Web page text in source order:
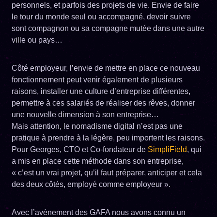
personnels, et parfois des projets de vie. Envie de faire
le tour du monde seul ou accompagné, devoir suivre
sont compagnon ou sa compagne mutée dans une autre
ville ou pays…
Côté employeur, l’envie de mettre en place ce nouveau
fonctionnement peut venir également de plusieurs
raisons, installer une culture d’entreprise différentes,
permettre à ces salariés de réaliser des rêves, donner
une nouvelle dimension à son entreprise…
Mais attention, le nomadisme digital n’est pas une
pratique à prendre à la légère, peu importent les raisons.
Pour Georges, CTO et Co-fondateur de SimpliField, qui
a mis en place cette méthode dans son entreprise,
« c’est un vrai projet, qu’il faut préparer, anticiper et cela
des deux côtés, employé comme employeur ».
Avec l’avènement des GAFA nous avons connu un